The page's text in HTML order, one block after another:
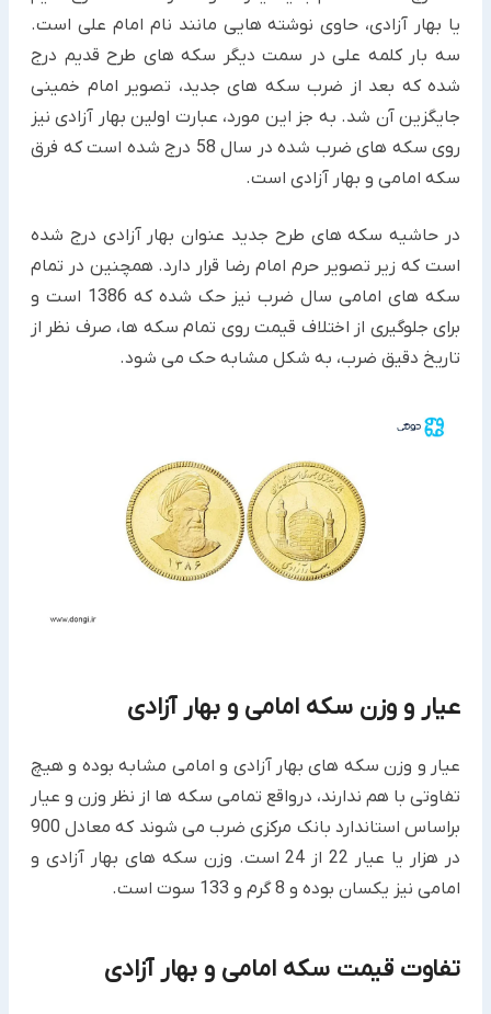
یا بهار آزادی، حاوی نوشته هایی مانند نام امام علی است.
سه بار کلمه علی در سمت دیگر سکه های طرح قدیم درج
شده که بعد از ضرب سکه های جدید، تصویر امام خمینی
جایگزین آن شد. به جز این مورد، عبارت اولین بهار آزادی نیز
روی سکه های ضرب شده در سال 58 درج شده است که فرق
سکه امامی و بهار آزادی است.
در حاشیه سکه های طرح جدید عنوان بهار آزادی درج شده
است که زیر تصویر حرم امام رضا قرار دارد. همچنین در تمام
سکه های امامی سال ضرب نیز حک شده که 1386 است و
برای جلوگیری از اختلاف قیمت روی تمام سکه ها، صرف نظر از
تاریخ دقیق ضرب، به شکل مشابه حک می شود.
عیار و وزن سکه امامی و بهار آزادی
عیار و وزن سکه های بهار آزادی و امامی مشابه بوده و هیچ
تفاوتی با هم ندارند، درواقع تمامی سکه ها از نظر وزن و عیار
براساس استاندارد بانک مرکزی ضرب می شوند که معادل 900
در هزار یا عیار 22 از 24 است. وزن سکه های بهار آزادی و
امامی نیز یکسان بوده و 8 گرم و 133 سوت است.
تفاوت قیمت سکه امامی و بهار آزادی